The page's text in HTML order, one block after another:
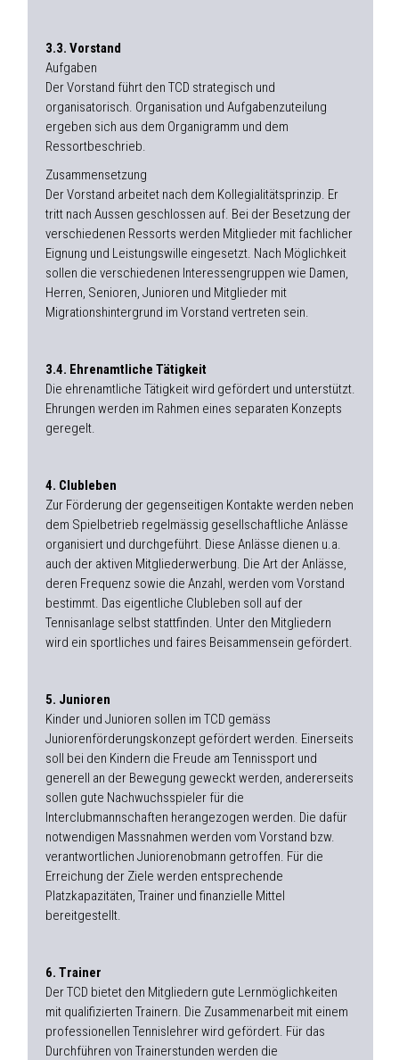
3.3. Vorstand
Aufgaben
Der Vorstand führt den TCD strategisch und
organisatorisch. Organisation und Aufgabenzuteilung
ergeben sich aus dem Organigramm und dem
Ressortbeschrieb.
Zusammensetzung
Der Vorstand arbeitet nach dem Kollegialitätsprinzip. Er
tritt nach Aussen geschlossen auf. Bei der Besetzung der
verschiedenen Ressorts werden Mitglieder mit fachlicher
Eignung und Leistungswille eingesetzt. Nach Möglichkeit
sollen die verschiedenen Interessengruppen wie Damen,
Herren, Senioren, Junioren und Mitglieder mit
Migrationshintergrund im Vorstand vertreten sein.
3.4. Ehrenamtliche Tätigkeit
Die ehrenamtliche Tätigkeit wird gefördert und unterstützt.
Ehrungen werden im Rahmen eines separaten Konzepts
geregelt.
4. Clubleben
Zur Förderung der gegenseitigen Kontakte werden neben
dem Spielbetrieb regelmässig gesellschaftliche Anlässe
organisiert und durchgeführt. Diese Anlässe dienen u.a.
auch der aktiven Mitgliederwerbung. Die Art der Anlässe,
deren Frequenz sowie die Anzahl, werden vom Vorstand
bestimmt. Das eigentliche Clubleben soll auf der
Tennisanlage selbst stattfinden. Unter den Mitgliedern
wird ein sportliches und faires Beisammensein gefördert.
5. Junioren
Kinder und Junioren sollen im TCD gemäss
Juniorenförderungskonzept gefördert werden. Einerseits
soll bei den Kindern die Freude am Tennissport und
generell an der Bewegung geweckt werden, andererseits
sollen gute Nachwuchsspieler für die
Interclubmannschaften herangezogen werden. Die dafür
notwendigen Massnahmen werden vom Vorstand bzw.
verantwortlichen Juniorenobmann getroffen. Für die
Erreichung der Ziele werden entsprechende
Platzkapazitäten, Trainer und finanzielle Mittel
bereitgestellt.
6. Trainer
Der TCD bietet den Mitgliedern gute Lernmöglichkeiten
mit qualifizierten Trainern. Die Zusammenarbeit mit einem
professionellen Tennislehrer wird gefördert. Für das
Durchführen von Trainerstunden werden die